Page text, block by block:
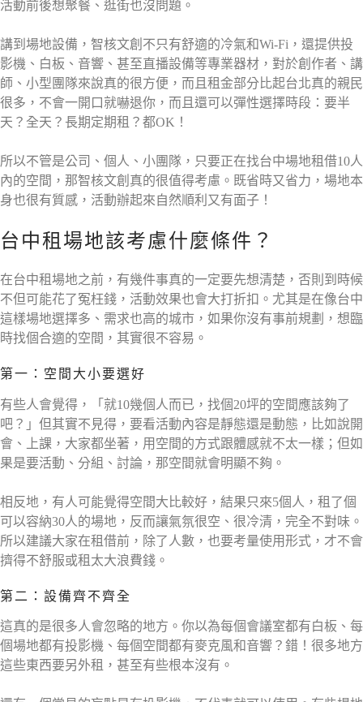
活動前後想聚餐、逛街也沒問題。
講到場地設備，智核文創不只有舒適的冷氣和Wi-Fi，還提供投
影機、白板、音響、甚至直播設備等專業器材，對於創作者、講
師、小型團隊來說真的很方便，而且租金部分比起台北真的親民
很多，不會一開口就嚇退你，而且還可以彈性選擇時段：要半
天？全天？長期定期租？都OK！
所以不管是公司、個人、小團隊，只要正在找台中場地租借10人
內的空間，那智核文創真的很值得考慮。既省時又省力，場地本
身也很有質感，活動辦起來自然順利又有面子！
台中租場地該考慮什麼條件？
在台中租場地之前，有幾件事真的一定要先想清楚，否則到時候
不但可能花了冤枉錢，活動效果也會大打折扣。尤其是在像台中
這樣場地選擇多、需求也高的城市，如果你沒有事前規劃，想臨
時找個合適的空間，其實很不容易。
第一：空間大小要選好
有些人會覺得，「就10幾個人而已，找個20坪的空間應該夠了
吧？」但其實不見得，要看活動內容是靜態還是動態，比如說開
會、上課，大家都坐著，用空間的方式跟體感就不太一樣；但如
果是要活動、分組、討論，那空間就會明顯不夠。
相反地，有人可能覺得空間大比較好，結果只來5個人，租了個
可以容納30人的場地，反而讓氣氛很空、很冷清，完全不對味。
所以建議大家在租借前，除了人數，也要考量使用形式，才不會
擠得不舒服或租太大浪費錢。
第二：設備齊不齊全
這真的是很多人會忽略的地方。你以為每個會議室都有白板、每
個場地都有投影機、每個空間都有麥克風和音響？錯！很多地方
這些東西要另外租，甚至有些根本沒有。